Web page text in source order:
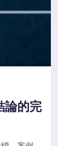
論的完